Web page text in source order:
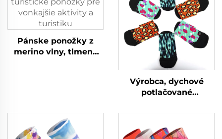
Pánske ponožky z
merino vlny, tlmené
Výrobca, dychové
potlačované
mužské športové
ponožky na mieru